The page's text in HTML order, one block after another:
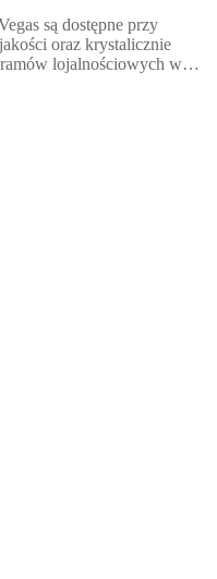
są dostępne przy
oraz krystalicznie
lojalnościowych w…